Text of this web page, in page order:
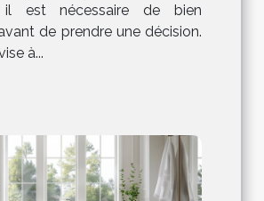
il est nécessaire de bien
de prendre une décision.
à...